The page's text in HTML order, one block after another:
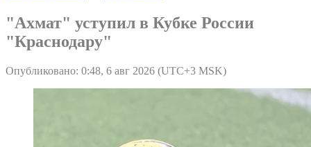
"Ахмат" уступил в Кубке России
"Краснодару"
Опубликовано: 0:48, 6 авг 2026 (UTC+3 MSK)